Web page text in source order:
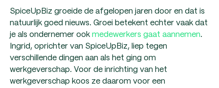
SpiceUpBiz groeide de afgelopen jaren door en dat is
natuurlijk goed nieuws. Groei betekent echter vaak dat
je als ondernemer ookmedewerkers gaat aannemen.
Ingrid, oprichter van SpiceUpBiz, liep tegen
verschillende dingen aan als het ging om
werkgeverschap. Voor de inrichting van het
werkgeverschap koos ze daarom voor een